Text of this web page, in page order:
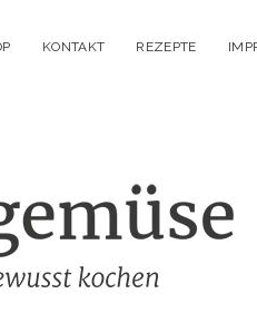
KONTAKT REZEPTE